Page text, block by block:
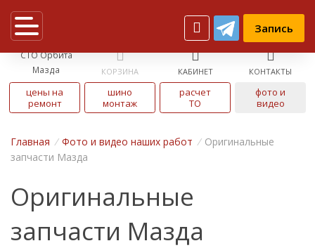
Запись
СТО Орбита
Мазда
КОРЗИНА КАБИНЕТ КОНТАКТЫ
цены на
ремонт
шино
монтаж
расчет
ТО
фото и
видео
Главная / Фото и видео наших работ / Оригинальные
запчасти Мазда
Оригинальные
запчасти Мазда